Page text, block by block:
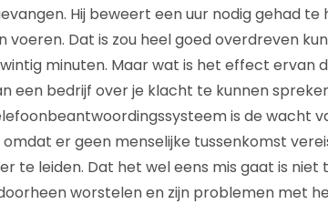
Hij beweert een uur nodig gehad
voeren. Dat is zou heel goed overdreven
minuten. Maar wat is het effect ervan
een bedrijf over je klacht te kunnen
is de wacht
er geen menselijke tussenkomst
te leiden. Dat het wel eens mis gaat is niet
worstelen en zijn problemen met